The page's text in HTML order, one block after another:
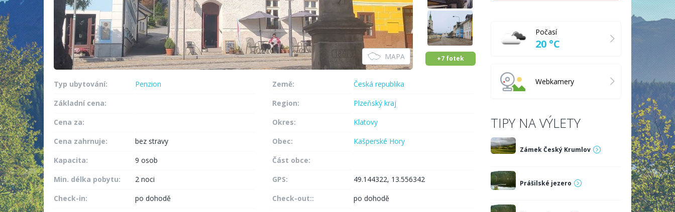
MAPA +7 fotek
Typ ubytování:
Penzion
Základní cena:
Cena za:
Cena zahrnuje:
bez stravy
Kapacita:
9 osob
Min. délka pobytu:
2 noci
Check-in:
po dohodě
Země:
Česká republika
Region:
Plzeňský kraj
Okres:
Klatovy
Obec:
Kašperské Hory
Část obce:
GPS:
49.144322, 13.556342
Check-out::
po dohodě
Počasí
20 °C
Webkamery
TIPY NA VÝLETY
Zámek Český Krumlov
Prášilské jezero